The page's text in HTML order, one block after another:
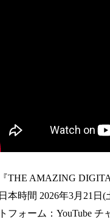
THE AMAZING
本時間 2026年3月21日(
フォーム：YouTube チ